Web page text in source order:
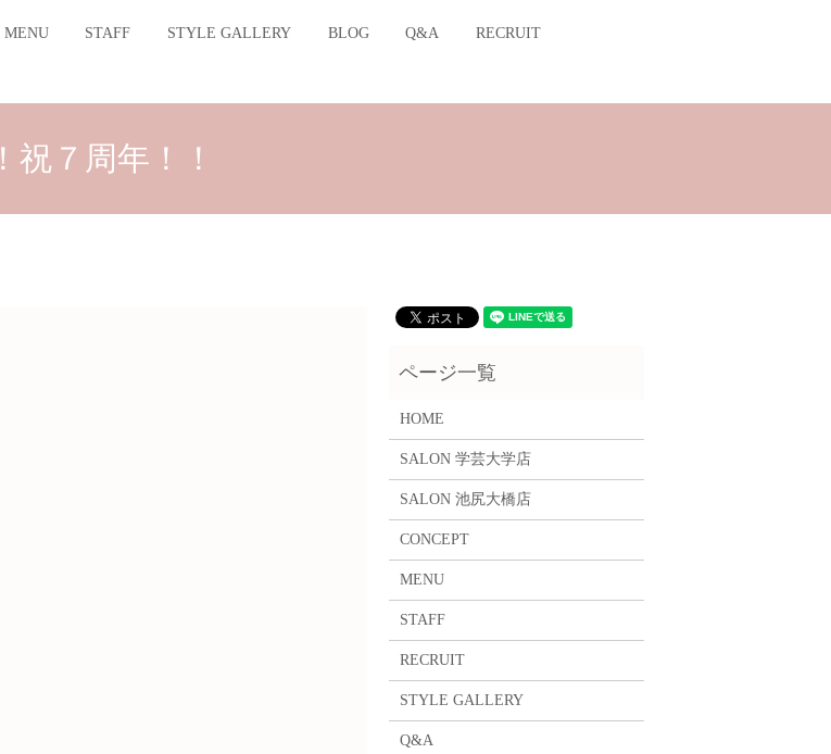
MENU STAFF STYLE GALLERY BLOG Q&A RECRUIT
！祝７周年！！
HOME
SALON 学芸大学店
SALON 池尻大橋店
CONCEPT
MENU
STAFF
RECRUIT
STYLE GALLERY
Q&A